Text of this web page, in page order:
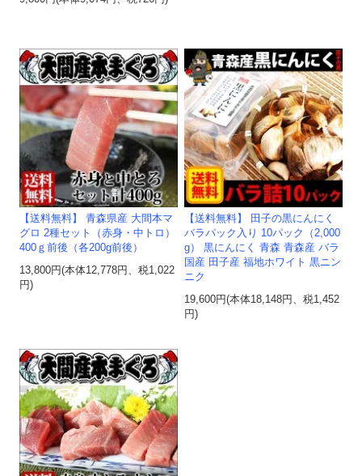
【送料無料】 青森県産 大間本マ
グロ 2種セット（赤身・中トロ）
400ｇ前後（各200g前後）
13,800円(本体12,778円、税1,022
円)
【送料無料】 田子の黒にんにく
バラパック入り 10パック（2,000
g） 黒にんにく 青森 青森産 バラ
国産 田子産 福地ホワイト 黒ニン
ニク
19,600円(本体18,148円、税1,452
円)